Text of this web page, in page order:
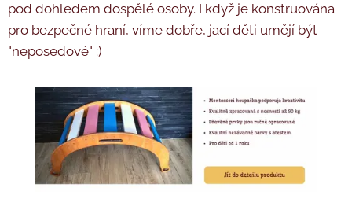
pod dohledem dospělé osoby. I když je konstruována
pro bezpečné hraní, víme dobře, jací děti umějí být
"neposedové" :)